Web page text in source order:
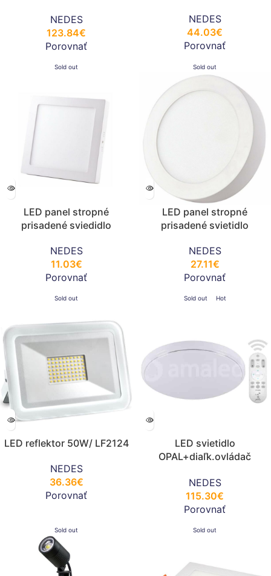
LC800P
NEDES
123.84€
Porovnať
NEDES
44.03€
Porovnať
Sold out
LED panel stropné
prisadené sviedidlo
NEDES
11.03€
Porovnať
Sold out
LED panel stropné
prisadené svietidlo
NEDES
27.11€
Porovnať
Sold out
LED reflektor 50W/ LF2124
NEDES
36.36€
Porovnať
Sold out Hot
LED svietidlo
OPAL+diaľk.ovládač
LC801L
NEDES
115.30€
Porovnať
Sold out Sold out